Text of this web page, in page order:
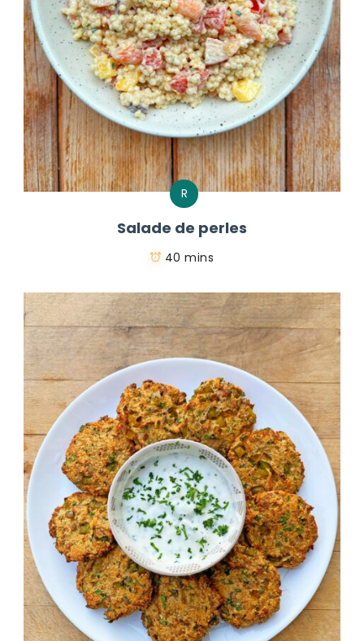
R
Salade de perles
40 mins